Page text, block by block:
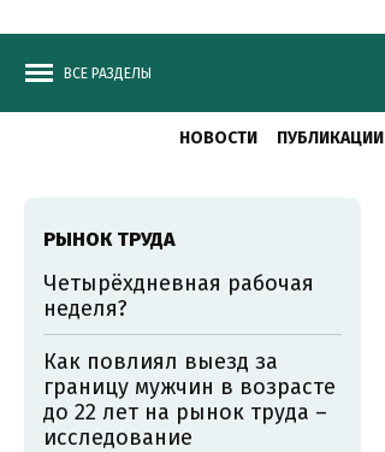
ВСЕ РАЗДЕЛЫ
НОВОСТИ ПУБЛИКАЦИИ
РЫНОК ТРУДА
Четырёхдневная рабочая
неделя?
Как повлиял выезд за
границу мужчин в возрасте
до 22 лет на рынок труда –
исследование